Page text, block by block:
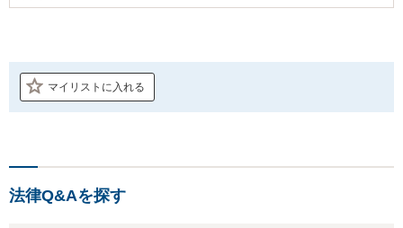
マイリストに入れる
法律Q&Aを探す